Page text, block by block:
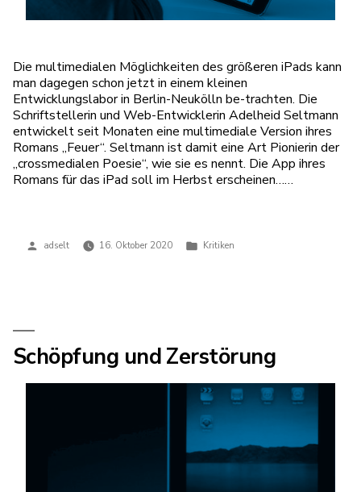
Die multimedialen Möglichkeiten des größeren iPads kann
man dagegen schon jetzt in einem kleinen
Entwicklungslabor in Berlin-Neukölln be-trachten. Die
Schriftstellerin und Web-Entwicklerin Adelheid Seltmann
entwickelt seit Monaten eine multimediale Version ihres
Romans „Feuer“. Seltmann ist damit eine Art Pionierin der
„crossmedialen Poesie“, wie sie es nennt. Die App ihres
Romans für das iPad soll im Herbst erscheinen……
Veröffentlicht
adselt 16. Oktober 2020
Veröffentlicht
Kritiken
Schöpfung und Zerstörung